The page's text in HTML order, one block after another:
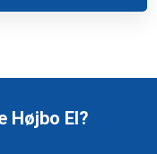
Højbo El?